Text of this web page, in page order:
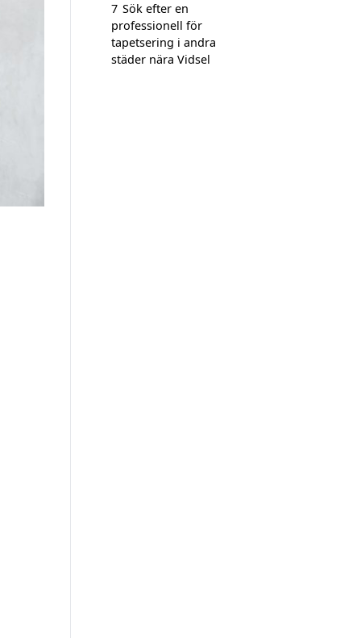
7 Sök efter en
professionell för
tapetsering i andra
städer nära Vidsel